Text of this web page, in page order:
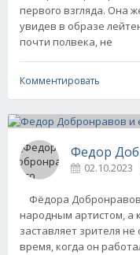
первого взгляда. Она
увидев в образе
почти полвека, не
Комментировать
Федор
02.10.2023
Фёдора
народным артистом, а
заставляет зрителя не
время, когда он